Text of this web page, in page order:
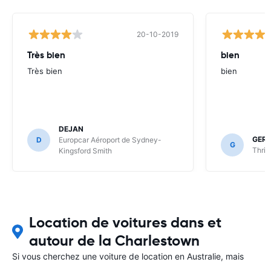
20-10-2019
Très bien
Très bien
D
DEJAN
Europcar Aéroport de Sydney-
Kingsford Smith
bien
bien
G
Location de voitures dans et
autour de la Charlestown
Si vous cherchez une voiture de location en Australie, mais